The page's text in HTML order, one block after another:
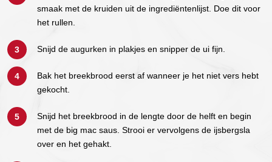
smaak met de kruiden uit de ingrediëntenlijst. Doe dit voor
het rullen.
Snijd de augurken in plakjes en snipper de ui fijn.
Bak het breekbrood eerst af wanneer je het niet vers hebt
gekocht.
Snijd het breekbrood in de lengte door de helft en begin
met de big mac saus. Strooi er vervolgens de ijsbergsla
over en het gehakt.